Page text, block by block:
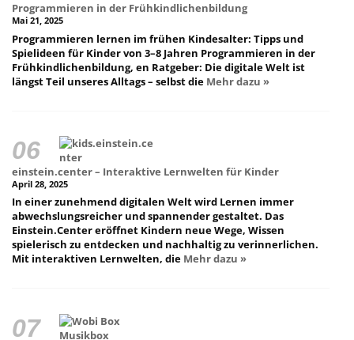
Programmieren in der Frühkindlichenbildung
Mai 21, 2025
Programmieren lernen im frühen Kindesalter: Tipps und
Spielideen für Kinder von 3–8 Jahren Programmieren in der
Frühkindlichenbildung, en Ratgeber: Die digitale Welt ist
längst Teil unseres Alltags – selbst die Mehr dazu »
einstein.center – Interaktive Lernwelten für Kinder
April 28, 2025
In einer zunehmend digitalen Welt wird Lernen immer
abwechslungsreicher und spannender gestaltet. Das
Einstein.Center eröffnet Kindern neue Wege, Wissen
spielerisch zu entdecken und nachhaltig zu verinnerlichen.
Mit interaktiven Lernwelten, die Mehr dazu »